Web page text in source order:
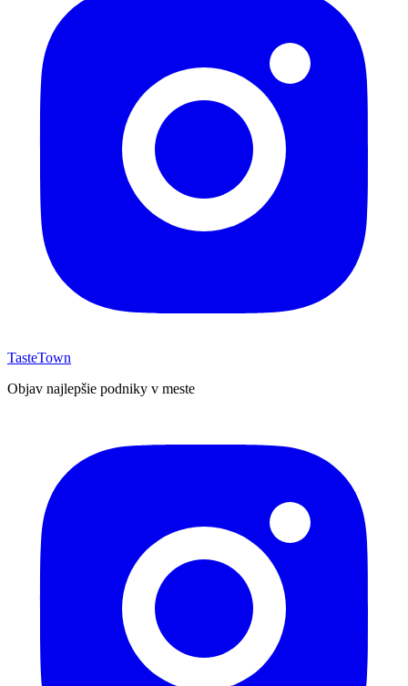
TasteTown
Objav najlepšie podniky v meste